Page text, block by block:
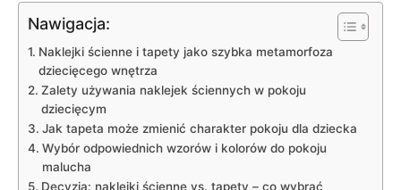
Nawigacja:
Naklejki ścienne ⁢i⁣ tapety jako⁤ szybka metamorfoza
dziecięcego wnętrza
Zalety używania ​naklejek ściennych⁤ w pokoju
dziecięcym
Jak⁣ tapeta może zmienić ⁤charakter pokoju dla dziecka
Wybór⁣ odpowiednich ​wzorów i⁣ kolorów‌ do pokoju
malucha
Decyzja: naklejki ścienne vs. tapety – co wybrać